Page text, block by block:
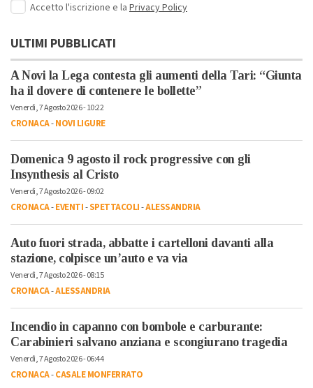
Accetto l'iscrizione e la Privacy Policy
ULTIMI PUBBLICATI
A Novi la Lega contesta gli aumenti della Tari: “Giunta
ha il dovere di contenere le bollette”
Venerdì, 7 Agosto 2026 - 10:22
CRONACA-NOVI LIGURE
Domenica 9 agosto il rock progressive con gli
Insynthesis al Cristo
Venerdì, 7 Agosto 2026 - 09:02
CRONACA-EVENTI-SPETTACOLI-ALESSANDRIA
Auto fuori strada, abbatte i cartelloni davanti alla
stazione, colpisce un’auto e va via
Venerdì, 7 Agosto 2026 - 08:15
CRONACA-ALESSANDRIA
Incendio in capanno con bombole e carburante:
Carabinieri salvano anziana e scongiurano tragedia
Venerdì, 7 Agosto 2026 - 06:44
CRONACA-CASALE MONFERRATO